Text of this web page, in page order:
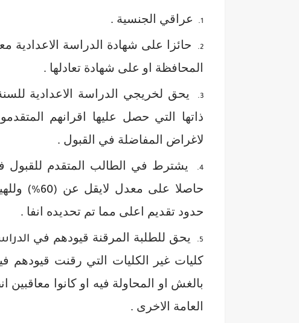
عراقي الجنسية .
حائزا على شهادة الدراسة الاعدادية
المحافظة او على شهادة تعادلها .
يحق لخريجي الدراسة الاعدادية
ذاتها التي حصل عليها اقرانهم
لاغراض المفاضلة في القبول .
يشترط في الطالب المتقدم للقبول
حاصلا على معدل لايقل عن (60%)
حدود تقديم اعلى مما تم تحديده انفا .
يحق للطلبة المرقنة قيودهم في
كليات غير الكليات التي رقنت قيودهم
بالغش او المحاولة فيه او كانوا
العامة الاخرى .